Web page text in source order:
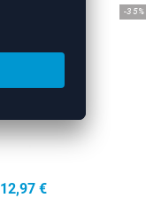
12,97 €
-35%